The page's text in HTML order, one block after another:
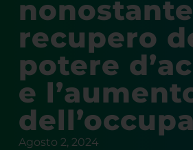
recupero
potere
e
Agosto 2, 2024